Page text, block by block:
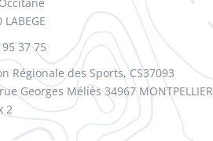
37 75
Régionale des Sports, CS37093
Georges Méliès 34967 MONTPELLIER
2